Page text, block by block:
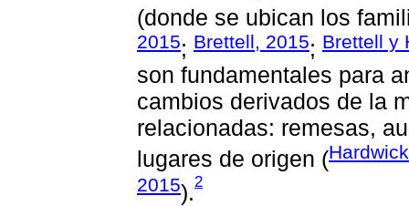
(donde se ubican los
2015; Brettell, 2015; Brettell y
son fundamentales para
cambios derivados de la
relacionadas: remesas,
lugares de origen (
2015).2